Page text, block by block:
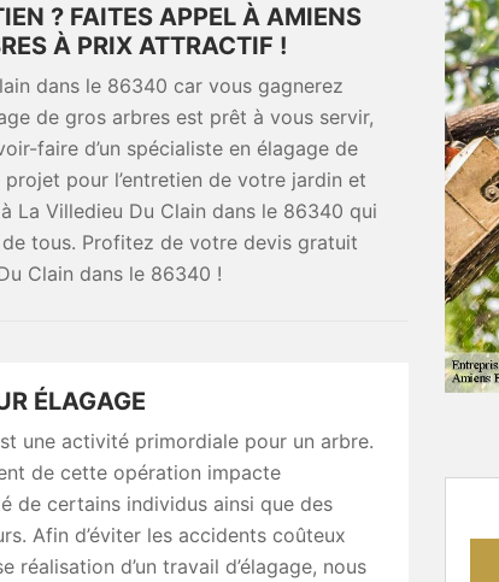
? FAITES APPEL À AMIENS
À PRIX ATTRACTIF !
dans le 86340 car vous gagnerez
de gros arbres est prêt à vous servir,
faire d’un spécialiste en élagage de
pour l’entretien de votre jardin et
La Villedieu Du Clain dans le 86340 qui
tous. Profitez de votre devis gratuit
Clain dans le 86340 !
ÉLAGAGE
une activité primordiale pour un arbre.
de cette opération impacte
de certains individus ainsi que des
Afin d’éviter les accidents coûteux
réalisation d’un travail d’élagage, nous